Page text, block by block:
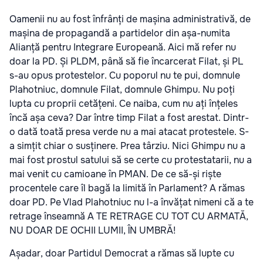
Oamenii nu au fost înfrânți de mașina administrativă, de
mașina de propagandă a partidelor din așa-numita
Alianță pentru Integrare Europeană. Aici mă refer nu
doar la PD. Și PLDM, până să fie încarcerat Filat, și PL
s-au opus protestelor. Cu poporul nu te pui, domnule
Plahotniuc, domnule Filat, domnule Ghimpu. Nu poți
lupta cu proprii cetățeni. Ce naiba, cum nu ați înțeles
încă așa ceva? Dar între timp Filat a fost arestat. Dintr-
o dată toată presa verde nu a mai atacat protestele. S-
a simțit chiar o susținere. Prea târziu. Nici Ghimpu nu a
mai fost prostul satului să se certe cu protestatarii, nu a
mai venit cu camioane în PMAN. De ce să-și riște
procentele care îl bagă la limită în Parlament? A rămas
doar PD. Pe Vlad Plahotniuc nu l-a învățat nimeni că a te
retrage înseamnă A TE RETRAGE CU TOT CU ARMATĂ,
NU DOAR DE OCHII LUMII, ÎN UMBRĂ!
Așadar, doar Partidul Democrat a rămas să lupte cu